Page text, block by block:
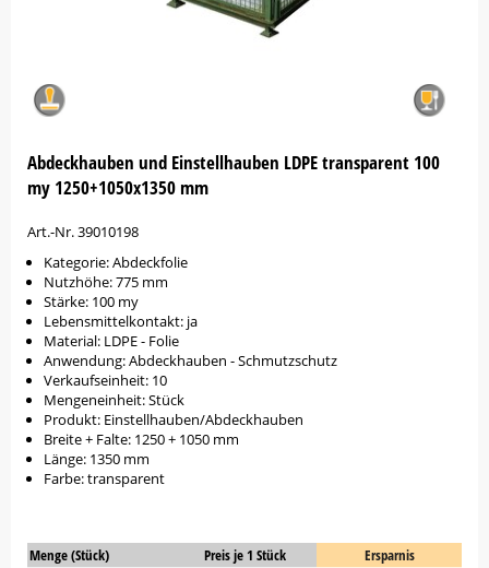
Abdeckhauben und Einstellhauben LDPE transparent 100
my 1250+1050x1350 mm
Art.-Nr. 39010198
Kategorie: Abdeckfolie
Nutzhöhe: 775 mm
Stärke: 100 my
Lebensmittelkontakt: ja
Material: LDPE - Folie
Anwendung: Abdeckhauben - Schmutzschutz
Verkaufseinheit: 10
Mengeneinheit: Stück
Produkt: Einstellhauben/Abdeckhauben
Breite + Falte: 1250 + 1050 mm
Länge: 1350 mm
Farbe: transparent
Menge (Stück) Preis je 1 Stück
Ersparnis